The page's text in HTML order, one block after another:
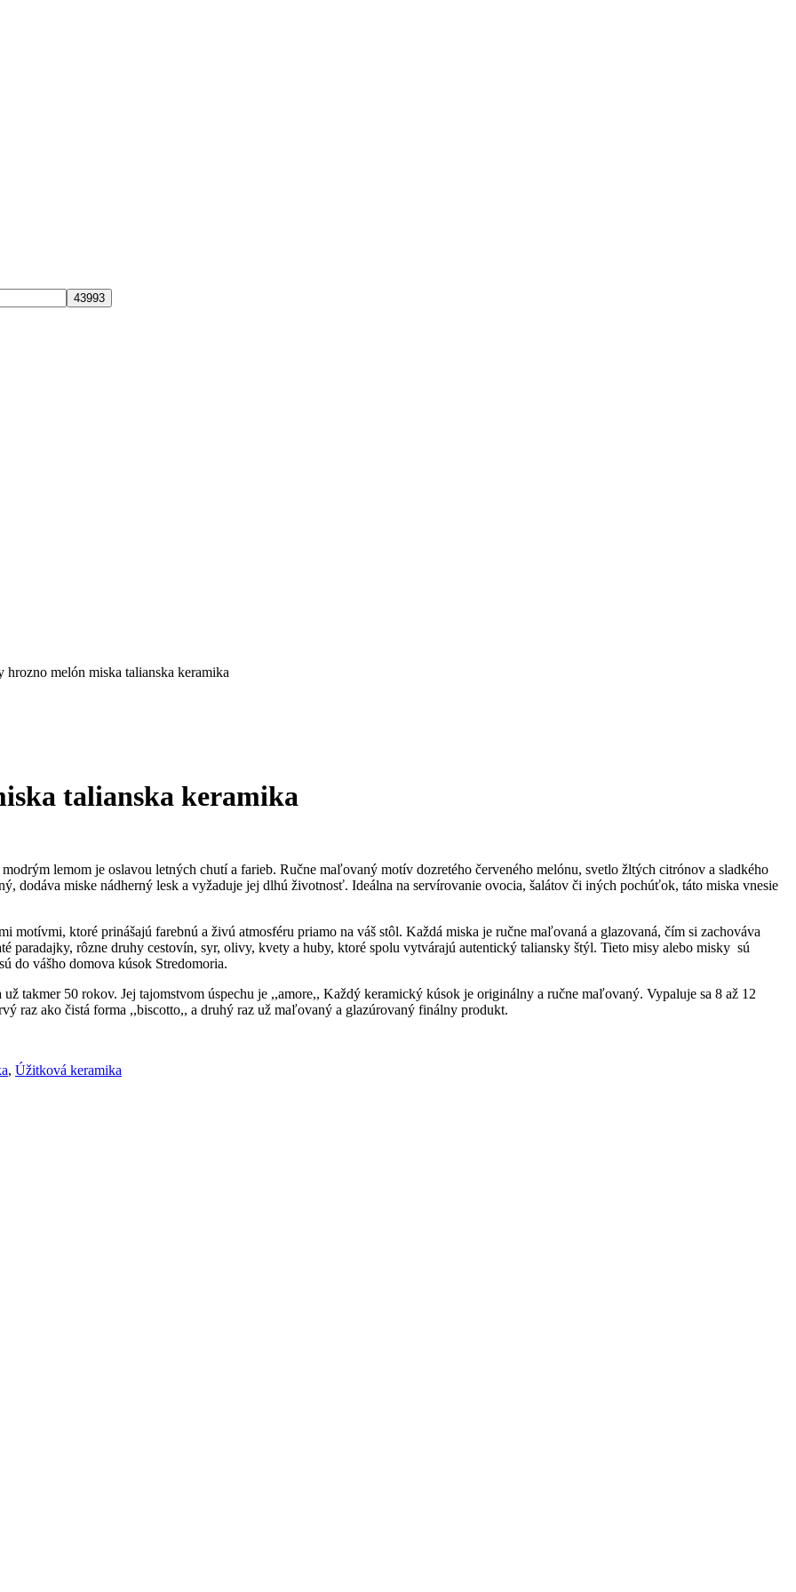
hrozno melón miska talianska keramika
talianska keramika
lemom je oslavou letných chutí a farieb. Ručne maľovaný motív dozretého červeného melónu, svetlo žltých citrónov a sladkého
dodáva miske nádherný lesk a vyžaduje jej dlhú životnosť. Ideálna na servírovanie ovocia, šalátov či iných pochúťok, táto miska vnesie
motívmi, ktoré prinášajú farebnú a živú atmosféru priamo na váš stôl. Každá miska je ručne maľovaná a glazovaná, čím si zachováva
rôzne druhy cestovín, syr, olivy, kvety a huby, ktoré spolu vytvárajú autentický taliansky štýl. Tieto misy alebo misky sú
do vášho domova kúsok Stredomoria.
takmer 50 rokov. Jej tajomstvom úspechu je ,,amore,, Každý keramický kúsok je originálny a ručne maľovaný. Vypaluje sa 8 až 12
raz ako čistá forma ,,biscotto,, a druhý raz už maľovaný a glazúrovaný finálny produkt.
, Úžitková keramika